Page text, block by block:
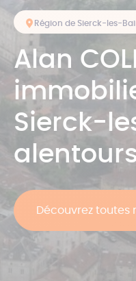
Région de Sierck-les-
Alan
Sierck-
Découvrez toutes